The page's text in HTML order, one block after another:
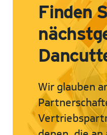
Finden
Wir glauben